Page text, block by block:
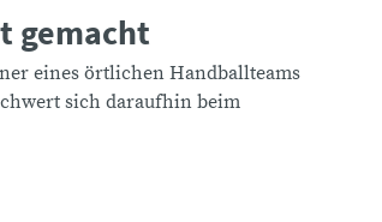
gemacht
eines örtlichen Handballteams
sich daraufhin beim